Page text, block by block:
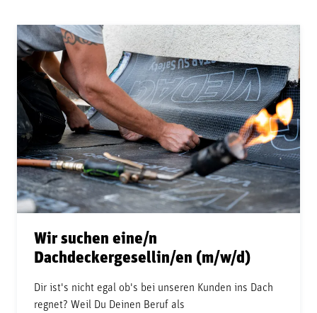
Wir suchen eine/n
Dachdeckergesellin/en (m/w/d)
Dir ist's nicht egal ob's bei unseren Kunden ins Dach
regnet? Weil Du Deinen Beruf als